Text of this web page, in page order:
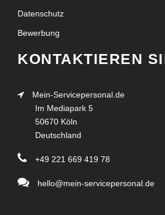
Datenschutz
Bewerbung
KONTAKTIEREN
Mein-Servicepersonal.de
Im Mediapark 5
50670 Köln
Deutschland
+49 221 669 419 78
hello@mein-servicepersonal.de